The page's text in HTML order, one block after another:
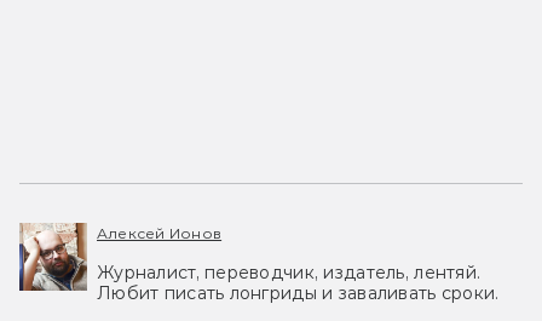
Алексей Ионов
Журналист, переводчик, издатель, лентяй.
Любит писать лонгриды и заваливать сроки.